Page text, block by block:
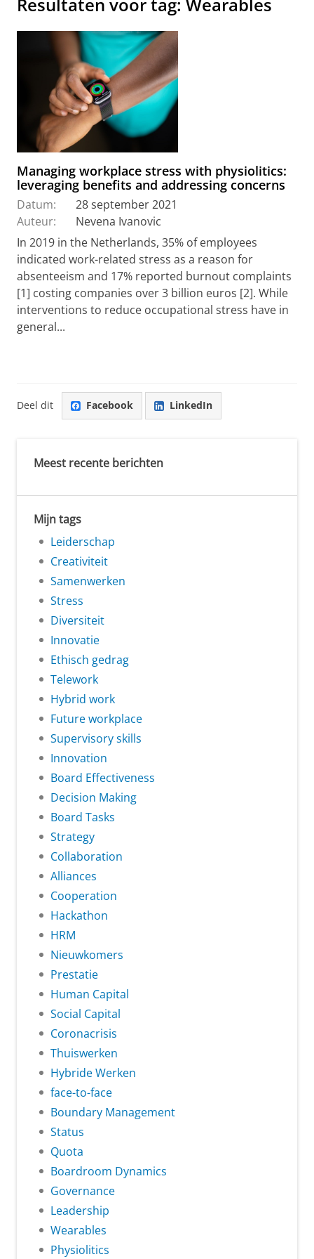
Resultaten voor tag: Wearables
Managing workplace stress with physiolitics:
leveraging benefits and addressing concerns
Datum:
28 september 2021
Auteur:
Nevena Ivanovic
In 2019 in the Netherlands, 35% of employees
indicated work-related stress as a reason for
absenteeism and 17% reported burnout complaints
[1] costing companies over 3 billion euros [2]. While
interventions to reduce occupational stress have in
general...
Deel dit Facebook LinkedIn
Meest recente berichten
Mijn tags
Leiderschap
Creativiteit
Samenwerken
Stress
Diversiteit
Innovatie
Ethisch gedrag
Telework
Hybrid work
Future workplace
Supervisory skills
Innovation
Board Effectiveness
Decision Making
Board Tasks
Strategy
Collaboration
Alliances
Cooperation
Hackathon
HRM
Nieuwkomers
Prestatie
Human Capital
Social Capital
Coronacrisis
Thuiswerken
Hybride Werken
face-to-face
Boundary Management
Status
Quota
Boardroom Dynamics
Governance
Leadership
Wearables
Physiolitics